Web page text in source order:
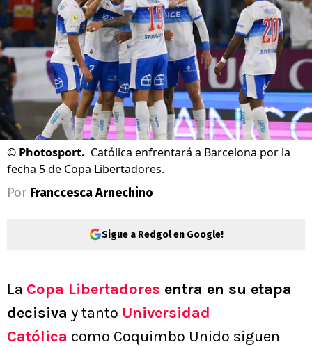
© Photosport. Católica enfrentará a Barcelona por la
fecha 5 de Copa Libertadores.
Por Franccesca Arnechino
Sigue a Redgol en Google!
La Copa Libertadores entra en su etapa
decisiva y tanto Universidad
Católica como Coquimbo Unido siguen